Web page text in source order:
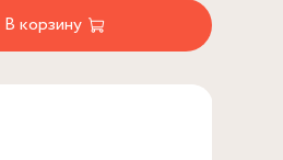
В корзину